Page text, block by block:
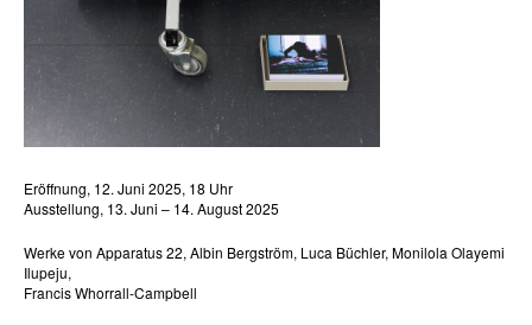
Eröffnung, 12. Juni 2025, 18 Uhr
Ausstellung, 13. Juni – 14. August 2025
Werke von Apparatus 22, Albin Bergström, Luca Büchler, Monilola Olayemi
Ilupeju,
Francis Whorrall-Campbell